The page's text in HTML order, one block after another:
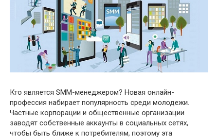
Кто является SMM-менеджером? Новая онлайн-
профессия набирает популярность среди молодежи.
Частные корпорации и общественные организации
заводят собственные аккаунты в социальных сетях,
чтобы быть ближе к потребителям, поэтому эта